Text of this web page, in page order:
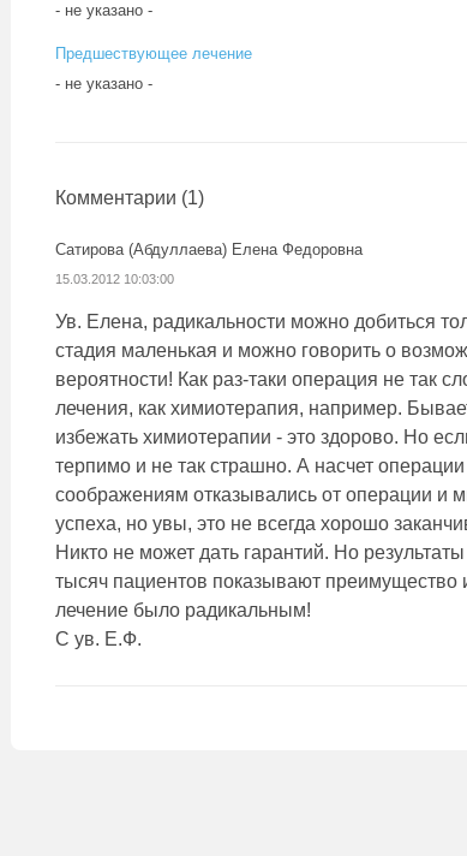
- не указано -
Предшествующее лечение
- не указано -
Комментарии (1)
Сатирова (Абдуллаева) Елена Федоровна
15.03.2012 10:03:00
Ув. Елена, радикальности можно добиться
стадия маленькая и можно говорить о
вероятности! Как раз-таки операция не так
лечения, как химиотерапия, например.
избежать химиотерапии - это здорово. Но
терпимо и не так страшно. А насчет
соображениям отказывались от операции и
успеха, но увы, это не всегда хорошо
Никто не может дать гарантий. Но
тысяч пациентов показывают преимущество
лечение было радикальным!
С ув. Е.Ф.